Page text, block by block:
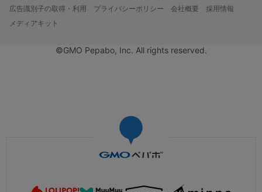
広告識別子の取得・利用
プライバシーポリシー 会社概要
採用情報
メディアキット
©GMO Pepabo, Inc. All rights reserved.